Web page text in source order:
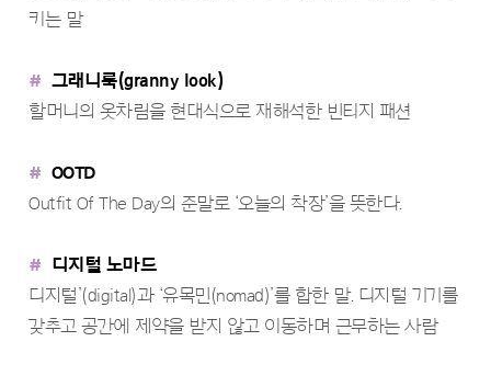
키는 말
# 그래니룩(granny look)
할머니의 옷차림을 현대식으로 재해석한 빈티지 패션
# OOTD
Outfit Of The Day의 준말로 ‘오늘의 착장’을 뜻한다.
# 디지털 노마드
디지털’(digital)과 ‘유목민(nomad)’를 합한 말. 디지털 기기를
갖추고 공간에 제약을 받지 않고 이동하며 근무하는 사람